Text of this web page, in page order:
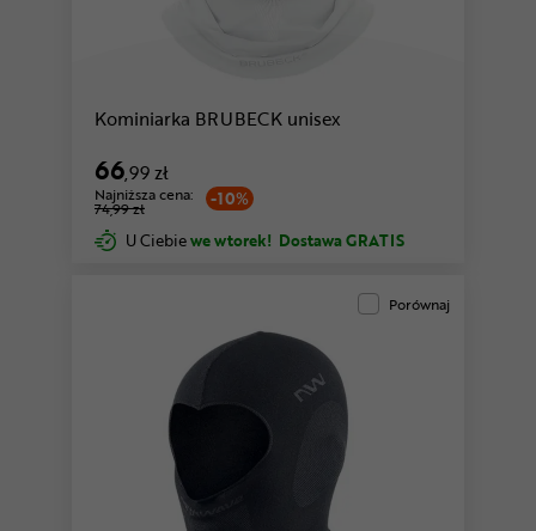
Kominiarka BRUBECK unisex
66,99 zł
-10%
Najniższa cena:
74,99 zł
U Ciebiewe wtorek! Dostawa GRATIS
Porównaj